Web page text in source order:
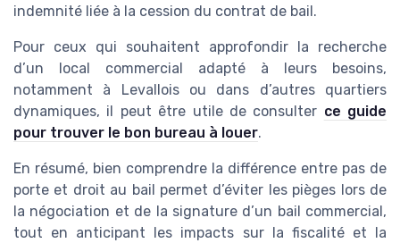
indemnité liée à la cession du contrat de bail.
Pour ceux qui souhaitent approfondir la recherche
d’un local commercial adapté à leurs besoins,
notamment à Levallois ou dans d’autres quartiers
dynamiques, il peut être utile de consulter ce guide
pour trouver le bon bureau à louer.
En résumé, bien comprendre la différence entre pas de
porte et droit au bail permet d’éviter les pièges lors de
la négociation et de la signature d’un bail commercial,
tout en anticipant les impacts sur la fiscalité et la